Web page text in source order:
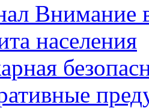
Внимание
населения